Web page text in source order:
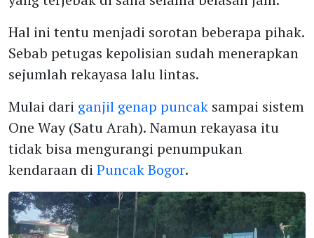
Hal ini tentu menjadi sorotan beberapa pihak.
Sebab petugas kepolisian sudah menerapkan
sejumlah rekayasa lalu lintas.
Mulai dari ganjil genap puncak sampai sistem
One Way (Satu Arah). Namun rekayasa itu
tidak bisa mengurangi penumpukan
kendaraan di Puncak Bogor.